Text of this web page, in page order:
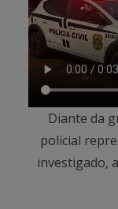
Diante da
policial
investigado,